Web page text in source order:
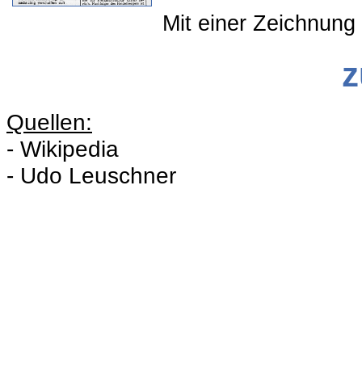
Mit einer
Quellen:
- Wikipedia
- Udo Leuschner